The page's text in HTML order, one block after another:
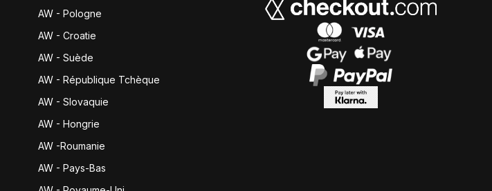
AW - Pologne
AW - Croatie
AW - Suède
AW - République Tchèque
AW - Slovaquie
AW - Hongrie
AW -Roumanie
AW - Pays-Bas